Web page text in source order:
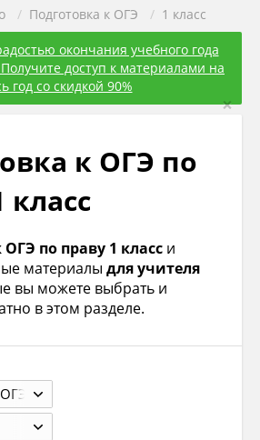
/ Подготовка к ОГЭ / 1 класс
окончания учебного года
доступ к материалами на
год со скидкой 90%
×
к ОГЭ по
класс
по праву 1 класс и
материалы для учителя
вы можете выбрать и
в этом разделе.